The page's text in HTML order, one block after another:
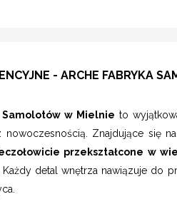
- ARCHE FABRYKA
Samolotów w Mielnie to
nowoczesnością. Znajdujące się
przekształcone w
Każdy detal wnętrza nawiązuje do